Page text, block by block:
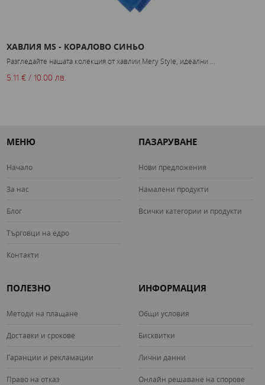
ХАВЛИЯ MS - КОРАЛОВО СИНЬО
Разгледайте нашата колекция от хавлии Mery Style, идеални ...
5.11 € / 10.00 лв.
МЕНЮ
Начало
За нас
Блог
Търговци на едро
Контакти
ПАЗАРУВАНЕ
Нови предложения
Намалени продукти
Всички категории и продукти
ПОЛЕЗНО
Методи на плащане
Доставки и срокове
Гаранции и рекламации
Право на отказ
ИНФОРМАЦИЯ
Общи условия
Бисквитки
Лични данни
Онлайн решаване на спорове